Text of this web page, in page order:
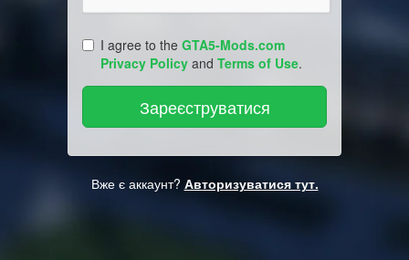
I agree to the GTA5-Mods.com
Privacy Policy and Terms of Use.
Вже є аккаунт? Авторизуватися тут.